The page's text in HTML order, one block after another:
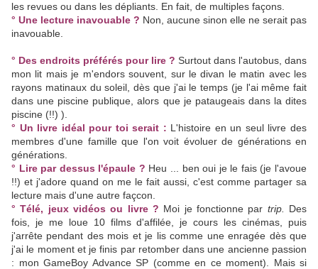
les revues ou dans les dépliants. En fait, de multiples façons.
° Une lecture inavouable ? Non, aucune sinon elle ne serait pas
inavouable.
° Des endroits préférés pour lire ? Surtout dans l'autobus, dans
mon lit mais je m'endors souvent, sur le divan le matin avec les
rayons matinaux du soleil, dès que j'ai le temps (je l'ai même fait
dans une piscine publique, alors que je pataugeais dans la dites
piscine (!!) ).
° Un livre idéal pour toi serait : L'histoire en un seul livre des
membres d'une famille que l'on voit évoluer de générations en
générations.
° Lire par dessus l'épaule ? Heu ... ben oui je le fais (je l'avoue
!!) et j'adore quand on me le fait aussi, c'est comme partager sa
lecture mais d'une autre façcon.
° Télé, jeux vidéos ou livre ? Moi je fonctionne par trip. Des
fois, je me loue 10 films d'affilée, je cours les cinémas, puis
j'arrête pendant des mois et je lis comme une enragée dès que
j'ai le moment et je finis par retomber dans une ancienne passion
: mon GameBoy Advance SP (comme en ce moment). Mais si